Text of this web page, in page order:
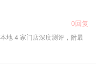
0回复
地 4 家门店深度测评，附最